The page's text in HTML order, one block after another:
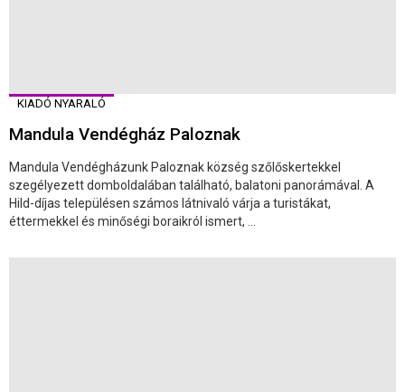
KIADÓ NYARALÓ
Mandula Vendégház Paloznak
Mandula Vendégházunk Paloznak község szőlőskertekkel
szegélyezett domboldalában található, balatoni panorámával. A
Hild-díjas településen számos látnivaló várja a turistákat,
éttermekkel és minőségi boraikról ismert, ...